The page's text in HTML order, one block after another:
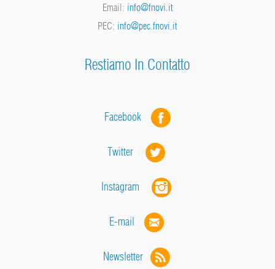
Email: info@fnovi.it
PEC: info@pec.fnovi.it
Restiamo In Contatto
Facebook
Twitter
Instagram
E-mail
Newsletter